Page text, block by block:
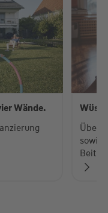
Wände.
Über
sowie